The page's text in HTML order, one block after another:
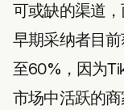
可或缺的渠道，
早期采纳者目
至60%，因为
市场中活跃的